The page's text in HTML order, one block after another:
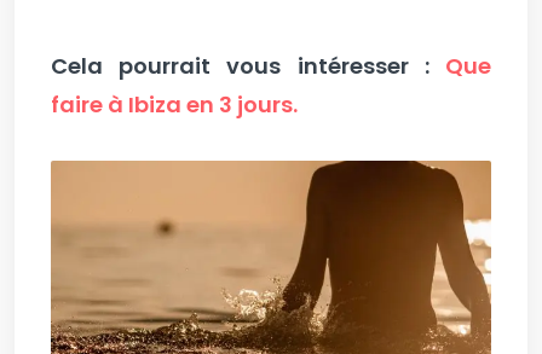
Cela pourrait vous intéresser : Que
faire à Ibiza en 3 jours.